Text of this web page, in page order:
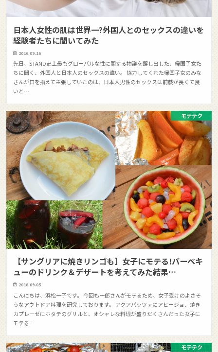
日本人女性の肌は世界一?外国人とのセックスの違いを
経験者たちに聞いてみた
2016.09.16
先日、STAND史上最もグローバルな性に関する物議を醸し出した、帰国子女た
ちに聞く、外国人と日本人のセックスの違い。 協力してくれた帰国子女のみな
さんが口を揃えて主張していたのは、日本人男性のセックスは前戯が長くて良
いと…
モテテク
【サングリアに焼きリンゴも】女子にモテる!バーベキ
ューのドリンク＆デザートを考えてみた結果…
2016.09.05
こんにちは、浜松一子です。 今回も一郎さんがモテるため、女子受けのよさそ
うなアウトドア料理を研究しております。 アクアパッツァにアヒージョ、焼き
カプレーゼにホタテのグリルと、オシャレな料理が盛りだくさんだった女子に
モテる…
モテテク